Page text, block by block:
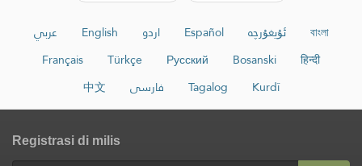
عربي English اردو Español ئۇيغۇرچە
বাংলা
Français
Türkçe Русский Bosanski
हिन्दी
中文
فارسی Tagalog Kurdî
Registrasi di milis